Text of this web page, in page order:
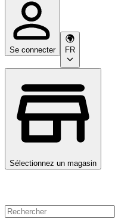
Se connecter FR
Sélectionnez un magasin